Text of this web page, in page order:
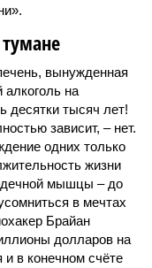
вынужденная
на
десятки тысяч лет!
зависит, – нет.
одних только
жизни
мышцы – до
в мечтах
Брайан
долларов на
и в конечном счёте